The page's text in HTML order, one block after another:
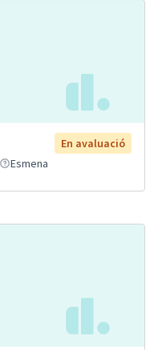
En avaluació
Esmena